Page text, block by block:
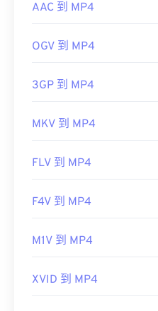
AAC 到 MP4
OGV 到 MP4
3GP 到 MP4
MKV 到 MP4
FLV 到 MP4
F4V 到 MP4
M1V 到 MP4
XVID 到 MP4